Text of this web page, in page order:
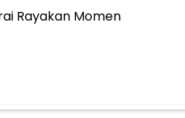
Rayakan Momen